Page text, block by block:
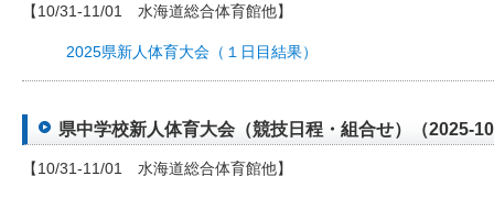
【10/31-11/01 水海道総合体育館他】
2025県新人体育大会（１日目結果）
県中学校新人体育大会（競技日程・組合せ）（2025-
【10/31-11/01 水海道総合体育館他】